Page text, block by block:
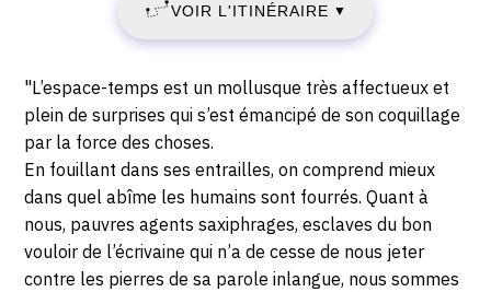
2020
-
JEUDI
20
FÉVRIER
2020
rue
de
Richelieu,
75001
Paris
VOIR L'ITINÉRAIRE ▼
Description,
horaires...
"L’espace-temps est un mollusque très affectueux et
plein de surprises qui s’est émancipé de son coquillage
par la force des choses.
En fouillant dans ses entrailles, on comprend mieux
dans quel abîme les humains sont fourrés. Quant à
nous, pauvres agents saxiphrages, esclaves du bon
vouloir de l’écrivaine qui n’a de cesse de nous jeter
contre les pierres de sa parole inlangue, nous sommes